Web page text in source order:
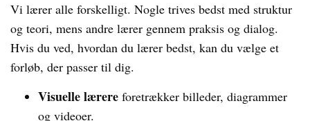
Vi lærer alle forskelligt. Nogle trives bedst med struktur
og teori, mens andre lærer gennem praksis og dialog.
Hvis du ved, hvordan du lærer bedst, kan du vælge et
forløb, der passer til dig.
Visuelle lærere foretrækker billeder, diagrammer
og videoer.